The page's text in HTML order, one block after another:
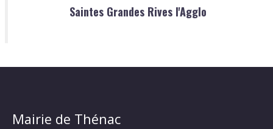
Saintes Grandes Rives l'Agglo
Mairie de Thénac